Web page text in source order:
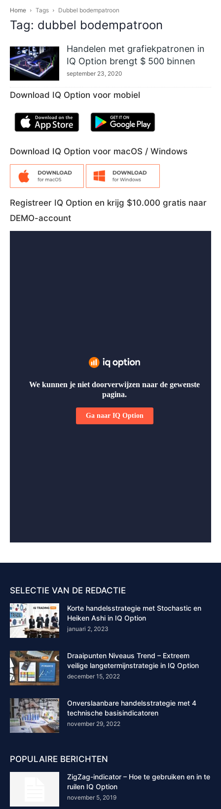
Home Tags Dubbel bodempatroon
Tag: dubbel bodempatroon
Handelen met grafiekpatronen in
IQ Option brengt $ 500 binnen
september 23, 2020
Download IQ Option voor mobiel
Download IQ Option voor macOS / Windows
Registreer IQ Option en krijg $10.000 gratis naar
DEMO-account
SELECTIE VAN DE REDACTIE
Korte handelsstrategie met Stochastic en
Heiken Ashi in IQ Option
januari 2, 2023
Draaipunten Niveaus Trend – Extreem
veilige langetermijnstrategie in IQ Option
december 15, 2022
Onverslaanbare handelsstrategie met 4
technische basisindicatoren
november 29, 2022
POPULAIRE BERICHTEN
ZigZag-indicator – Hoe te gebruiken en in te
ruilen IQ Option
november 5, 2019